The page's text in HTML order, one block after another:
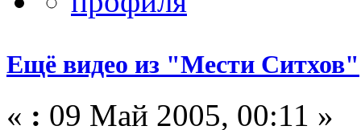
Ещё видео из "Мести Ситхов"
« : 09 Май 2005, 00:11 »